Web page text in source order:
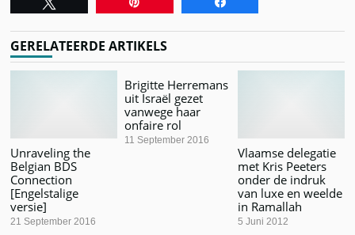
GERELATEERDE ARTIKELS
Unraveling the
Belgian BDS
Connection
[Engelstalige
versie]
21 September 2016
Brigitte Herremans
uit Israël gezet
vanwege haar
onfaire rol
11 September 2016
Vlaamse delegatie
met Kris Peeters
onder de indruk
van luxe en weelde
in Ramallah
5 Juni 2012